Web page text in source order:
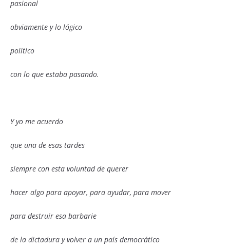
pasional
obviamente y lo lógico
político
con lo que estaba pasando.
Y yo me acuerdo
que una de esas tardes
siempre con esta voluntad de querer
hacer algo para apoyar, para ayudar, para mover
para destruir esa barbarie
de la dictadura y volver a un país democrático